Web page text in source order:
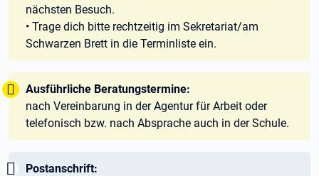
nächsten Besuch.
• Trage dich bitte rechtzeitig im Sekretariat/am
Schwarzen Brett in die Terminliste ein.
Tipp:
Ausführliche Beratungstermine:
nach Vereinbarung in der Agentur für Arbeit oder
telefonisch bzw. nach Absprache auch in der Schule.
Wichtig:
Postanschrift: